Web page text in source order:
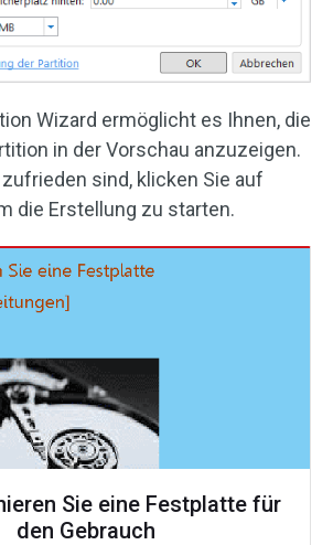
Wizard ermöglicht es Ihnen, die
in der Vorschau anzuzeigen.
sind, klicken Sie auf
die Erstellung zu starten.
Sie eine Festplatte für
den Gebrauch